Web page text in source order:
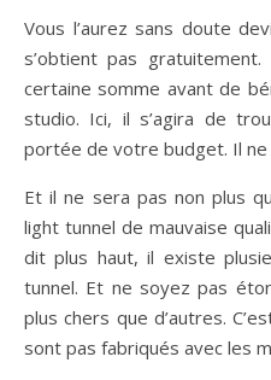
Vous l’aurez sans doute
s’obtient pas
certaine somme avant de
studio. Ici, il s’agira de
portée de votre budget. Il ne
Et il ne sera pas non plus
light tunnel de mauvaise
dit plus haut, il existe
tunnel. Et ne soyez pas
plus chers que d’autres.
sont pas fabriqués avec les